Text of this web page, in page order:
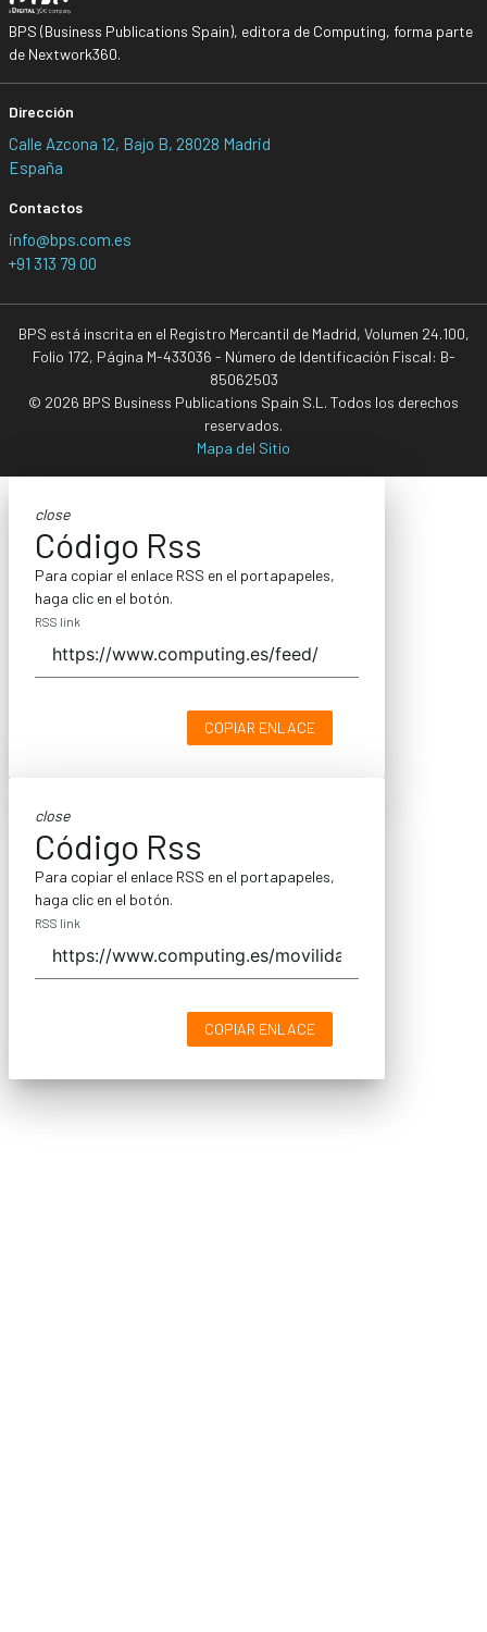
BPS (Business Publications Spain), editora de Computing, forma parte
de Nextwork360.
Dirección
Calle Azcona 12, Bajo B, 28028 Madrid
España
Contactos
info@bps.com.es
+91 313 79 00
BPS está inscrita en el Registro Mercantil de Madrid, Volumen 24.100,
Folio 172, Página M-433036 - Número de Identificación Fiscal: B-
85062503
© 2026 BPS Business Publications Spain S.L. Todos los derechos
reservados.
Mapa del Sitio
close
Código Rss
Para copiar el enlace RSS en el portapapeles,
haga clic en el botón.
RSS link
COPIAR ENLACE
close
Código Rss
Para copiar el enlace RSS en el portapapeles,
haga clic en el botón.
RSS link
COPIAR ENLACE